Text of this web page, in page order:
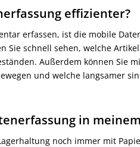
effizienter?
erfassen, ist die mobile
Sie schnell sehen, welche
Außerdem können Sie
und welche langsamer
in
noch immer mit